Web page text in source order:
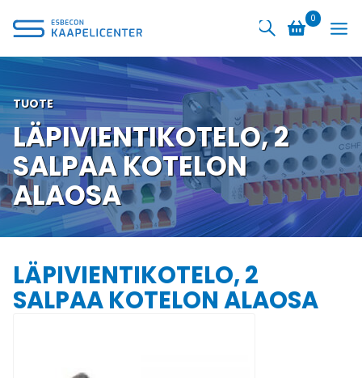
sisältöön
0
TUOTE
LÄPIVIENTIKOTELO, 2
SALPAA KOTELON
ALAOSA
LÄPIVIENTIKOTELO, 2
SALPAA KOTELON ALAOSA